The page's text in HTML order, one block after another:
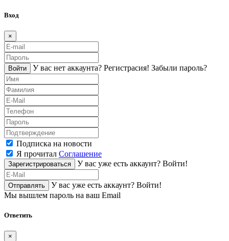
Вход
×
Войти У вас нет аккаунта? Регистраcия! Забыли пароль?
Подписка на новости
Я прочитал Соглашение
Зарегистрироваться У вас уже есть аккаунт? Войти!
Отправлять У вас уже есть аккаунт? Войти!
Мы вышлем пароль на ваш Email
Ответить
×